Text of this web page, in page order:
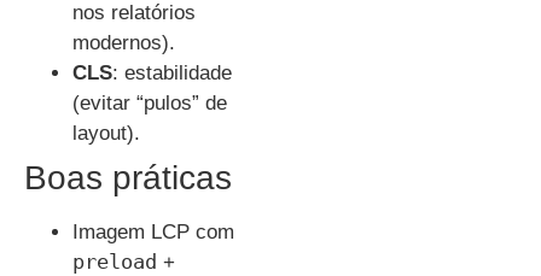
nos relatórios
modernos).
CLS: estabilidade
(evitar “pulos” de
layout).
Boas práticas
Imagem LCP com
preload +